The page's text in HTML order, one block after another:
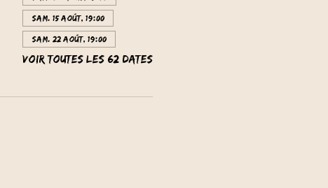
sam. 15 août, 19:00
sam. 22 août, 19:00
Voir toutes les 62 dates